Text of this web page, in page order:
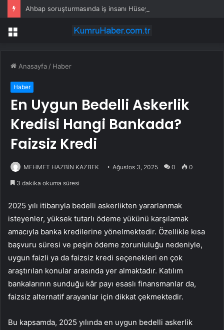
Menü
Anasayfa / Haber
Haber
En Uygun Bedelli Askerlik
Kredisi Hangi Bankada?
Faizsiz Kredi
MEHMET HAZBİN KAZBEK Ağustos 3, 2025 0 0
3 dakika okuma süresi
2025 yılı itibarıyla bedelli askerlikten yararlanmak
isteyenler, yüksek tutarlı ödeme yükünü karşılamak
amacıyla banka kredilerine yönelmektedir. Özellikle kısa
başvuru süresi ve peşin ödeme zorunluluğu nedeniyle,
uygun faizli ya da faizsiz kredi seçenekleri en çok
araştırılan konular arasında yer almaktadır. Katılım
bankalarının sunduğu kâr payı esaslı finansmanlar da,
faizsiz alternatif arayanlar için dikkat çekmektedir.
Bu kapsamda, 2025 yılında en uygun bedelli askerlik